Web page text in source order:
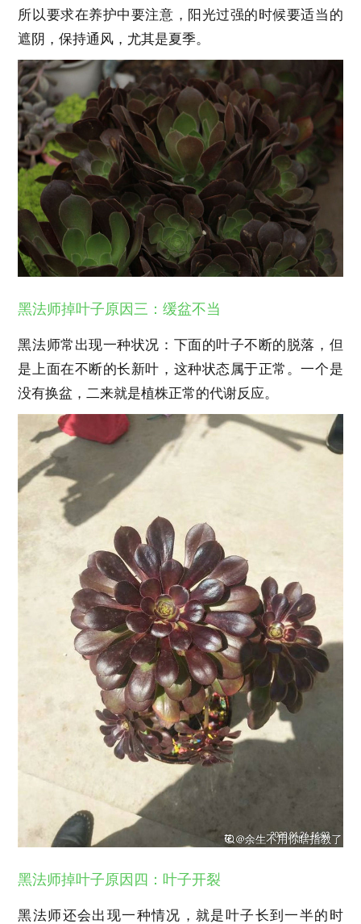
所以要求在养护中要注意，阳光过强的时候要适当的
遮阴，保持通风，尤其是夏季。
黑法师掉叶子原因三：缓盆不当
黑法师常出现一种状况：下面的叶子不断的脱落，但
是上面在不断的长新叶，这种状态属于正常。一个是
没有换盆，二来就是植株正常的代谢反应。
黑法师掉叶子原因四：叶子开裂
黑法师还会出现一种情况，就是叶子长到一半的时